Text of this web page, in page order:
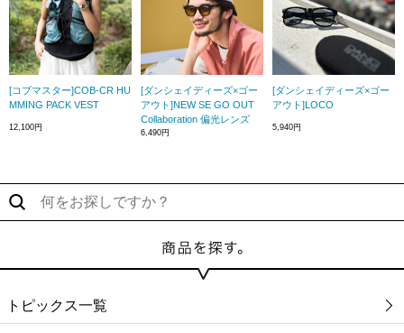
[コブマスター]COB-CR HU
MMING PACK VEST
12,100円
[ダンシェイディーズ×ゴー
アウト]NEW SE GO OUT
Collaboration 偏光レンズ
6,490円
[ダンシェイディーズ×ゴー
アウト]LOCO
5,940円
トピックス一覧